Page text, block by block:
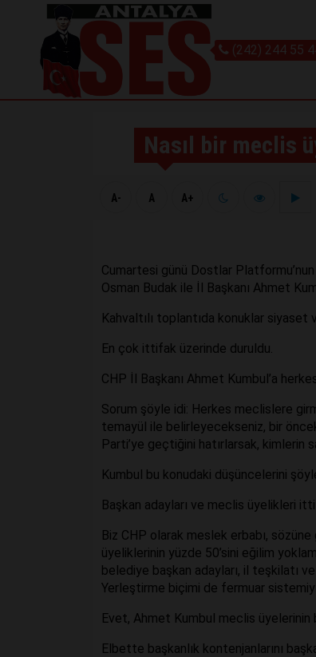
(242) 244 55
Nasıl bir meclis
A- A A+
Cumartesi günü Dostlar
Osman Budak ile İl Başkanı Ahmet
Kahvaltılı toplantıda konuklar
En çok ittifak üzerinde duruldu.
CHP İl Başkanı Ahmet Kumbul’a
Sorum şöyle idi: Herkes meclislere
temayül ile belirleyecekseniz, bir
Parti’ye geçtiğini hatırlarsak, kimlerin
Kumbul bu konudaki düşüncelerini
Başkan adayları ve meclis üyelikleri
Biz CHP olarak meslek erbabı,
üyeliklerinin yüzde 50’sini eğilim
belediye başkan adayları, il teşkilatı
Yerleştirme biçimi de fermuar
Evet, Ahmet Kumbul meclis
Elbette başkanlık kontenjanlarını